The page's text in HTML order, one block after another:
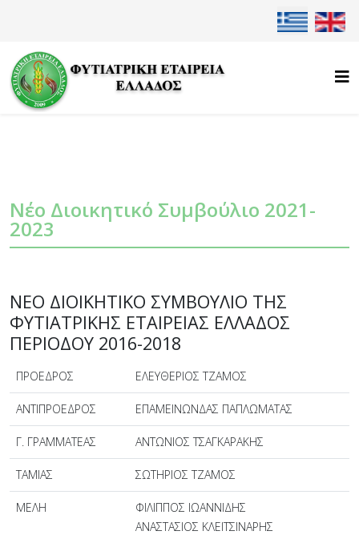
Επιλέξτε τη
Νέο Διοικητικό Συμβούλιο 2021-
2023
ΝΕΟ ΔΙΟΙΚΗΤΙΚΟ ΣΥΜΒΟΥΛΙΟ ΤΗΣ
ΦΥΤΙΑΤΡΙΚΗΣ ΕΤΑΙΡΕΙΑΣ ΕΛΛΑΔΟΣ
ΠΕΡΙΟΔΟΥ 2016-2018
ΠΡΟΕΔΡΟΣ ΕΛΕΥΘΕΡΙΟΣ ΤΖΑΜΟΣ
ΑΝΤΙΠΡΟΕΔΡΟΣ ΕΠΑΜΕΙΝΩΝΔΑΣ ΠΑΠΛΩΜΑΤΑΣ
Γ. ΓΡΑΜΜΑΤΕΑΣ ΑΝΤΩΝΙΟΣ ΤΣΑΓΚΑΡΑΚΗΣ
ΤΑΜΙΑΣ ΣΩΤΗΡΙΟΣ ΤΖΑΜΟΣ
ΜΕΛΗ
ΦΙΛΙΠΠΟΣ ΙΩΑΝΝΙΔΗΣ
ΑΝΑΣΤΑΣΙΟΣ ΚΛΕΙΤΣΙΝΑΡΗΣ